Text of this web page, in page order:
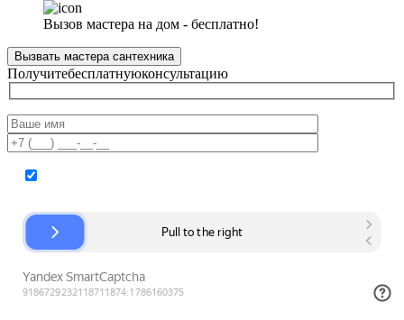
Вызов мастера на дом - бесплатно!
Вызвать мастера сантехника
Получитебесплатнуюконсультацию